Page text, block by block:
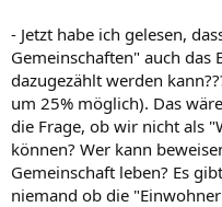
- Jetzt habe ich gelesen,
Gemeinschaften" auch das
dazugezählt werden
um 25% möglich). Das
die Frage, ob wir nicht als
können? Wer kann
Gemeinschaft leben? Es
niemand ob die